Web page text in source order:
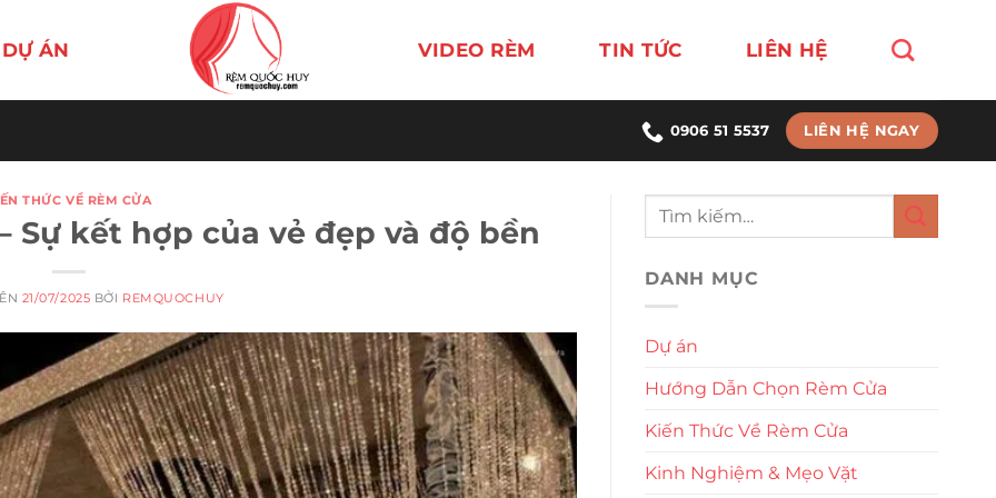
DỰ ÁN VIDEO RÈM TIN TỨC LIÊN HỆ
0906 51 5537 LIÊN HỆ NGAY
THỨC VỀ RÈM CỬA
Sự kết hợp của vẻ đẹp và độ bền
21/07/2025 BỞI REMQUOCHUY
DANH MỤC
Dự án
Hướng Dẫn Chọn Rèm Cửa
Kiến Thức Về Rèm Cửa
Kinh Nghiệm & Mẹo Vặt